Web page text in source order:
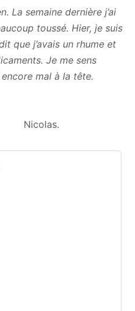
La semaine dernière j’ai
toussé. Hier, je suis
que j’avais un rhume et
Je me sens
mal à la tête.